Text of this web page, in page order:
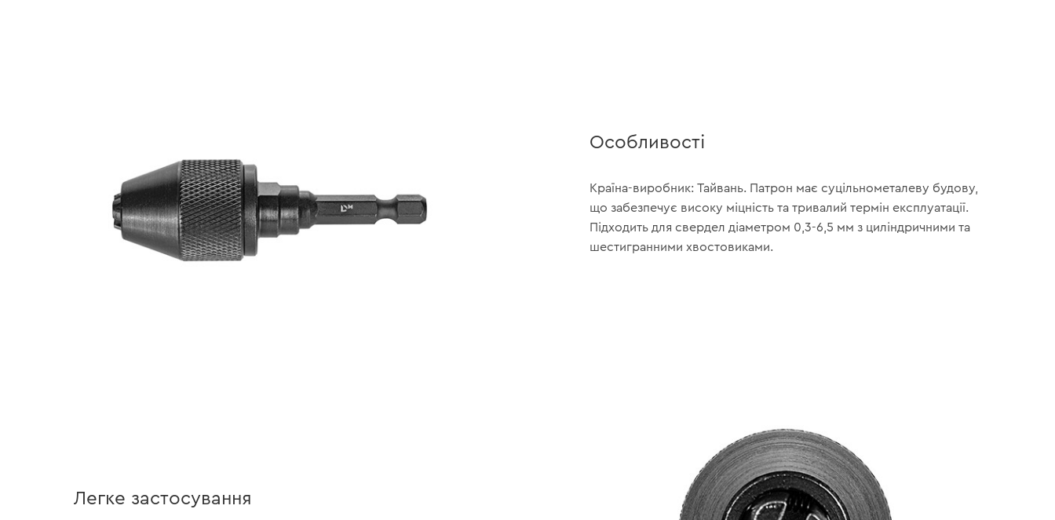
Особливості
Країна-виробник: Тайвань. Патрон має суцільнометалеву будову,
що забезпечує високу міцність та тривалий термін експлуатації.
Підходить для свердел діаметром 0,3-6,5 мм з циліндричними та
шестигранними хвостовиками.
Легке застосування